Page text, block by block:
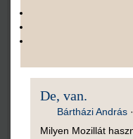
De, van.
Bártházi András ·
Milyen Mozillát